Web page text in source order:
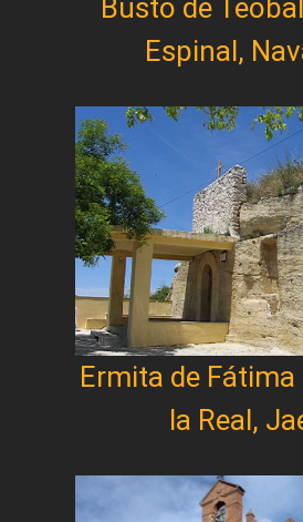
Busto de
Espinal,
Ermita de Fátima
la Real,